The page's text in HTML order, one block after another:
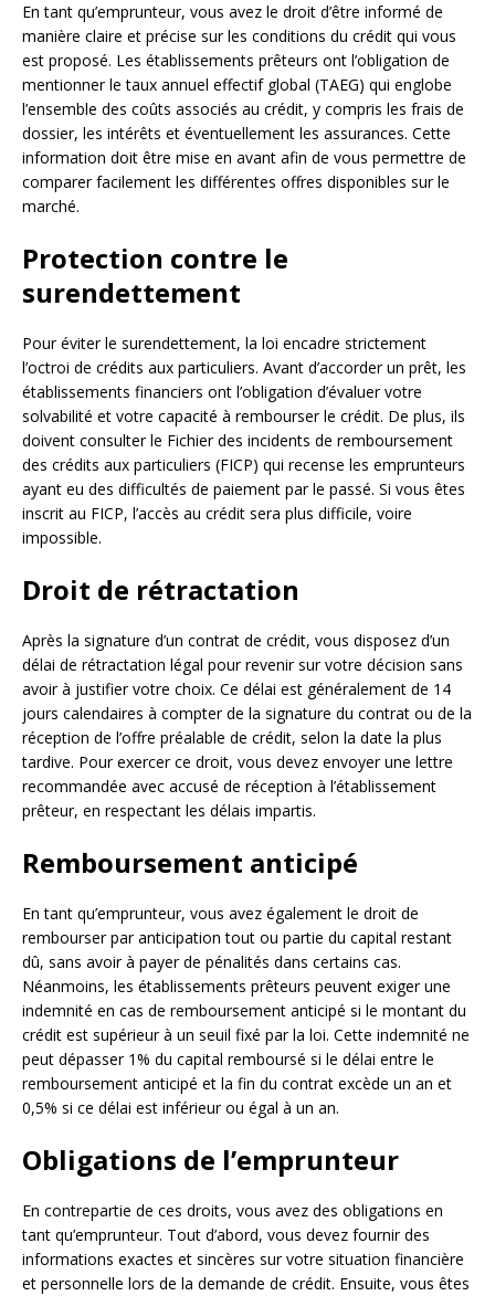
En tant qu’emprunteur, vous avez le droit d’être informé de
manière claire et précise sur les conditions du crédit qui vous
est proposé. Les établissements prêteurs ont l’obligation de
mentionner le taux annuel effectif global (TAEG) qui englobe
l’ensemble des coûts associés au crédit, y compris les frais de
dossier, les intérêts et éventuellement les assurances. Cette
information doit être mise en avant afin de vous permettre de
comparer facilement les différentes offres disponibles sur le
marché.
Protection contre le
surendettement
Pour éviter le surendettement, la loi encadre strictement
l’octroi de crédits aux particuliers. Avant d’accorder un prêt, les
établissements financiers ont l’obligation d’évaluer votre
solvabilité et votre capacité à rembourser le crédit. De plus, ils
doivent consulter le Fichier des incidents de remboursement
des crédits aux particuliers (FICP) qui recense les emprunteurs
ayant eu des difficultés de paiement par le passé. Si vous êtes
inscrit au FICP, l’accès au crédit sera plus difficile, voire
impossible.
Droit de rétractation
Après la signature d’un contrat de crédit, vous disposez d’un
délai de rétractation légal pour revenir sur votre décision sans
avoir à justifier votre choix. Ce délai est généralement de 14
jours calendaires à compter de la signature du contrat ou de la
réception de l’offre préalable de crédit, selon la date la plus
tardive. Pour exercer ce droit, vous devez envoyer une lettre
recommandée avec accusé de réception à l’établissement
prêteur, en respectant les délais impartis.
Remboursement anticipé
En tant qu’emprunteur, vous avez également le droit de
rembourser par anticipation tout ou partie du capital restant
dû, sans avoir à payer de pénalités dans certains cas.
Néanmoins, les établissements prêteurs peuvent exiger une
indemnité en cas de remboursement anticipé si le montant du
crédit est supérieur à un seuil fixé par la loi. Cette indemnité ne
peut dépasser 1% du capital remboursé si le délai entre le
remboursement anticipé et la fin du contrat excède un an et
0,5% si ce délai est inférieur ou égal à un an.
Obligations de l’emprunteur
En contrepartie de ces droits, vous avez des obligations en
tant qu’emprunteur. Tout d’abord, vous devez fournir des
informations exactes et sincères sur votre situation financière
et personnelle lors de la demande de crédit. Ensuite, vous êtes